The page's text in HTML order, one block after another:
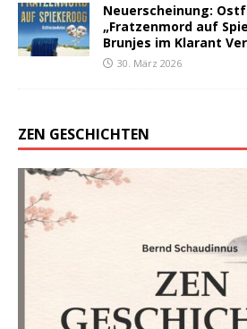
Neuerscheinung:
„Fratzenmord auf
Brunjes im Klarant
30. März 2026
ZEN GESCHICHTEN